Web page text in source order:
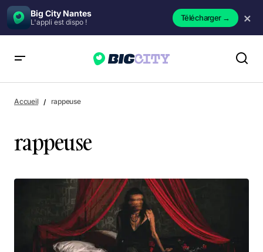
Big City Nantes
L'appli est dispo ! Télécharger→ ×
Accueil rappeuse
rappeuse